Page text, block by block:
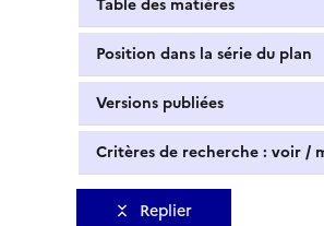
Table des matières
Position dans la série du plan
Versions publiées
Critères de recherche : voir /
Replier